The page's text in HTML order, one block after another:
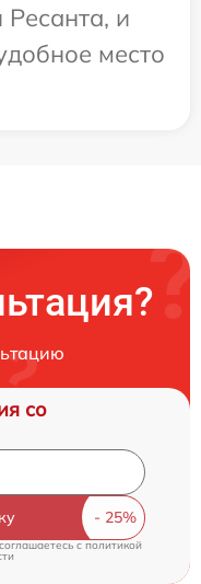
Ресанта, и
место
со
cполитикой